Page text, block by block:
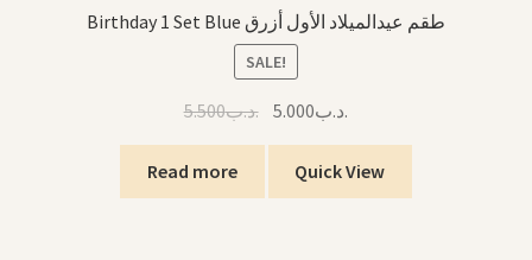
Birthday 1 Set Blue طقم عيدالميلاد الأول أزرق
SALE!
.د.ب5.500
Original
.د.ب5.500.
.د.ب5.000
is:
Read more Quick View